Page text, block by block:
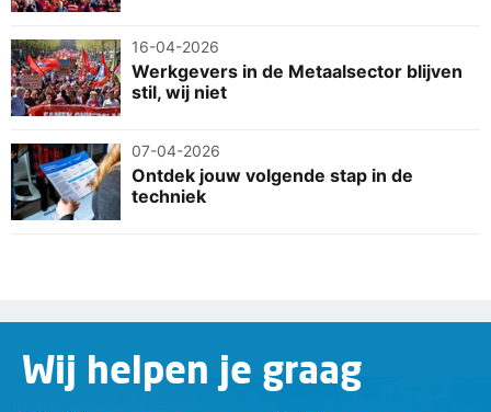
16-04-2026
Werkgevers in de Metaalsector blijven
stil, wij niet
07-04-2026
Ontdek jouw volgende stap in de
techniek
Wij helpen je graag